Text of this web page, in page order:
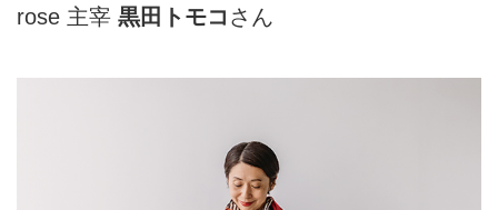
rose 主宰 黒田トモコ さん